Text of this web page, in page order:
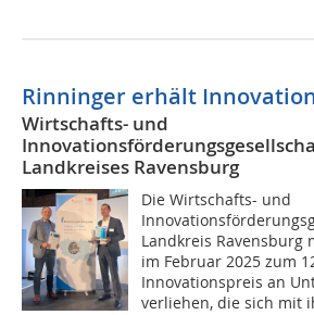
Rinninger erhält
Wirtschafts- und
Landkreises Ravensburg
Die Wirtschafts- und
Landkreis Ravensburg
im Februar 2025 zum
Innovationspreis an
verliehen, die sich mit